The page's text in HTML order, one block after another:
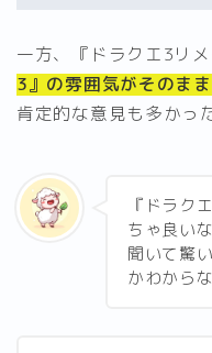
一方、『ドラクエ3リメ
3』の雰囲気がそのまま
肯定的な意見も多かっ
『ドラク
ちゃ良い
聞いて驚
かわから